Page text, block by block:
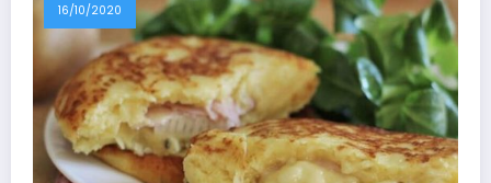
16/10/2020